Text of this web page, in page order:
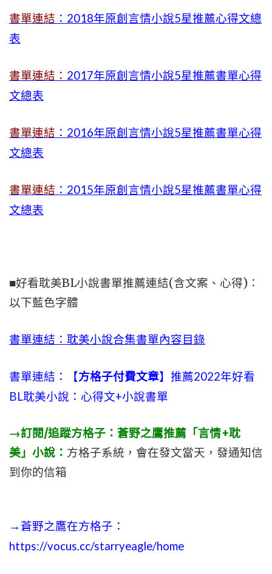
書單連結 ：2018年原創言情小說5星推薦心得文總
表
書單連結： 2017年原創言情小說5星推薦書單心得
文總表
書單連結 ：2016年原創言情小說5星推薦書單心得
文總表
書單連結 ：2015年原創言情小說5星推薦書單心得
文總表
■好看耽美BL小說書單推薦連結(含文案、心得)：
以下藍色字體
書單連結：耽美小說合集書單內容目錄
書單連結：【方格子付費文章】推薦2022年好看
BL耽美小說：心得文+小說書單
→訂閱/追蹤方格子：蒼野之鷹推薦「言情+耽
美」小說： 方格子系統，會在發文當天，發通知信
到你的信箱
→蒼野之鷹在方格子：
https://vocus.cc/starryeagle/home